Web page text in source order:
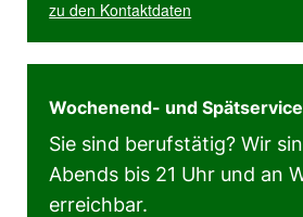
zu den Kontaktdaten
Wochenend- und
Sie sind berufstätig? Wir
Abends bis 21 Uhr und an
erreichbar.